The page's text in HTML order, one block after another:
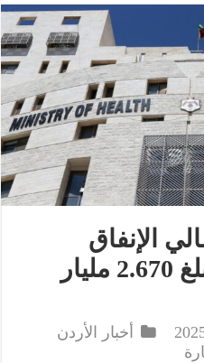
الإنفاق
الصحي في 2022 بلغ 2.670 مليار
أخبار الأردن